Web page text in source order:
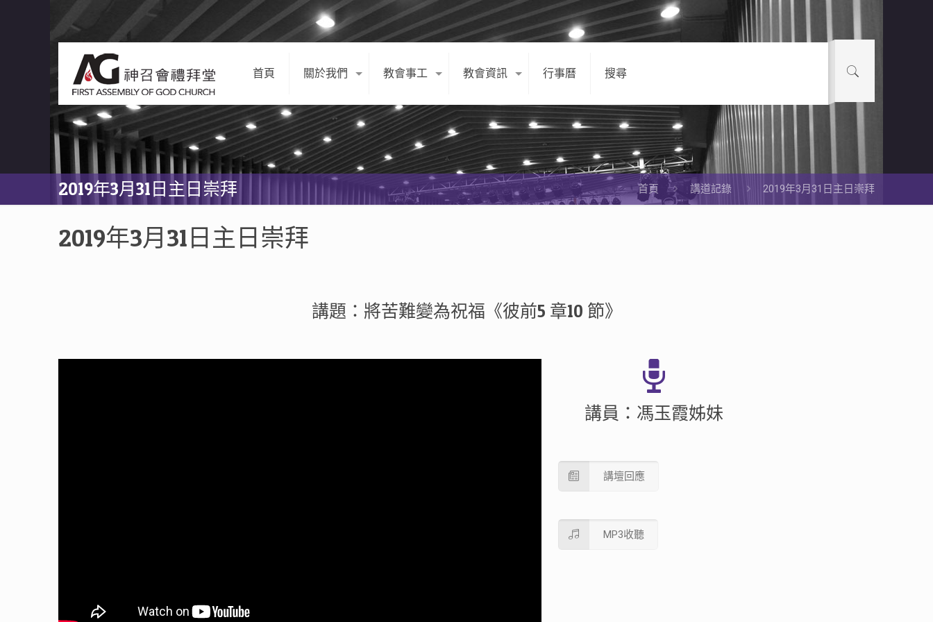
首頁 關於我們 教會事工 教會資訊 行事曆 搜尋
2019年3月31日主日崇拜 首頁 講道記錄 2019年3月31日主日崇拜
2019年3月31日主日崇拜
講題：將苦難變為祝福《彼前5 章10 節》
講員：馮玉霞姊妹
講壇回應
MP3收聽